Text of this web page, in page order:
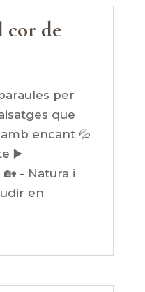
cor de
per
que
encant 💦
▶️
- Natura i
en